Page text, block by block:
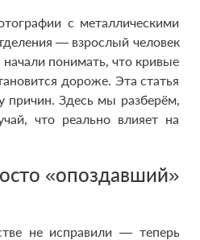
с металлическими
— взрослый человек
понимать, что кривые
дороже. Эта статья
причин. Здесь мы разберём,
что реально влияет на
«опоздавший»
не исправили — теперь